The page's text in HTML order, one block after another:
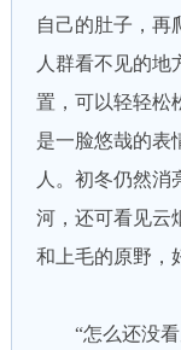
自己的肚子，再
人群看不见的地
置，可以轻轻松
是一脸悠哉的表
人。初冬仍然消
河，还可看见云
和上毛的原野，
“怎么还没看